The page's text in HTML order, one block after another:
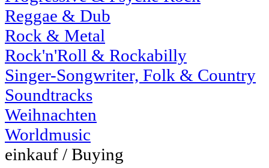
Reggae & Dub
Rock & Metal
Rock'n'Roll & Rockabilly
Singer-Songwriter, Folk & Country
Soundtracks
Weihnachten
Worldmusic
einkauf / Buying